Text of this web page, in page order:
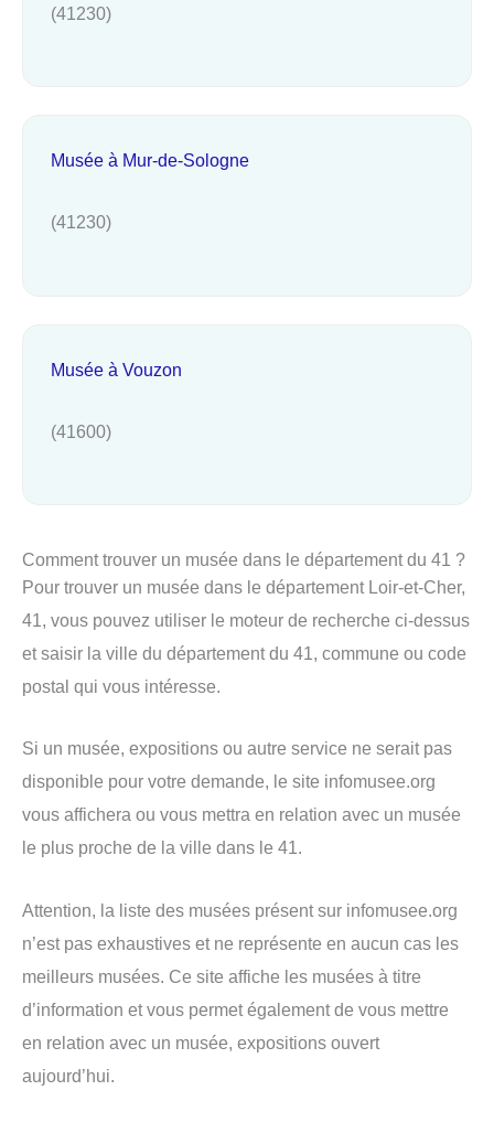
(41230)
Musée à Mur-de-Sologne
(41230)
Musée à Vouzon
(41600)
Comment trouver un musée dans le département du 41 ?
Pour trouver un musée dans le département Loir-et-Cher,
41, vous pouvez utiliser le moteur de recherche ci-dessus
et saisir la ville du département du 41, commune ou code
postal qui vous intéresse.
Si un musée, expositions ou autre service ne serait pas
disponible pour votre demande, le site infomusee.org
vous affichera ou vous mettra en relation avec un musée
le plus proche de la ville dans le 41.
Attention, la liste des musées présent sur infomusee.org
n’est pas exhaustives et ne représente en aucun cas les
meilleurs musées. Ce site affiche les musées à titre
d’information et vous permet également de vous mettre
en relation avec un musée, expositions ouvert
aujourd’hui.